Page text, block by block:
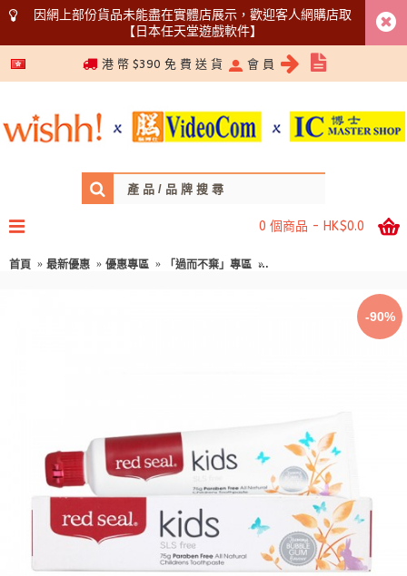
因網上部份貨品未能盡在實體店展示，歡迎客人網購店取
【日本任天堂遊戲軟件】
5366 1340
港 幣 $390 免 費 送 貨 會 員
0 個商品 - HK$0.0
首頁 最新優惠 優惠專區 「過而不棄」專區 (過而不棄) 紐西蘭 Red
-90%